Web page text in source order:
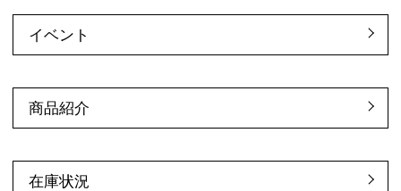
イベント
商品紹介
在庫状況